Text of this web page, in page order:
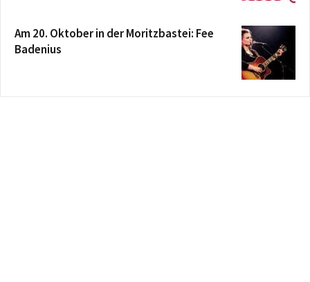
Am 20. Oktober in der Moritzbastei: Fee
Badenius